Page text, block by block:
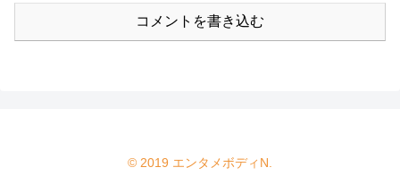
コメントを書き込む
© 2019 エンタメボディN.